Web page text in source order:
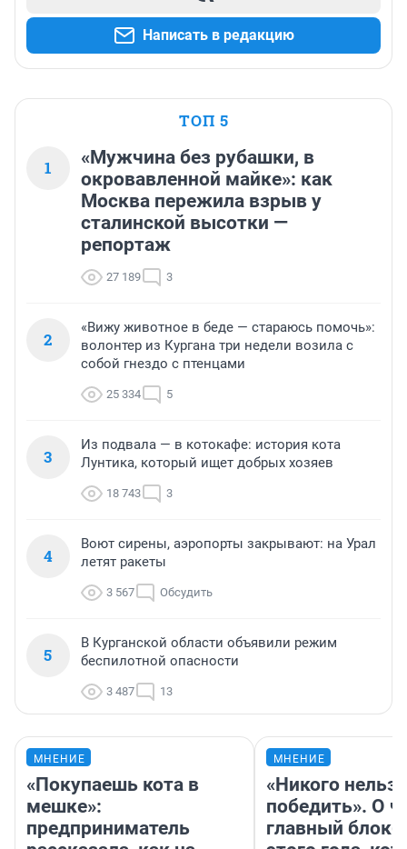
Написать в редакцию
ТОП 5
1
«Мужчина без рубашки, в
окровавленной майке»: как
Москва пережила взрыв у
сталинской высотки —
репортаж
27 189 3
2
«Вижу животное в беде — стараюсь помочь»:
волонтер из Кургана три недели возила с
собой гнездо с птенцами
25 334 5
3
Из подвала — в котокафе: история кота
Лунтика, который ищет добрых хозяев
18 743 3
4
Воют сирены, аэропорты закрывают: на Урал
летят ракеты
3 567 Обсудить
5
В Курганской области объявили режим
беспилотной опасности
3 487 13
МНЕНИЕ
«Покупаешь кота в
мешке»:
предприниматель
МНЕНИЕ
«Никого нельзя
победить». О
главный